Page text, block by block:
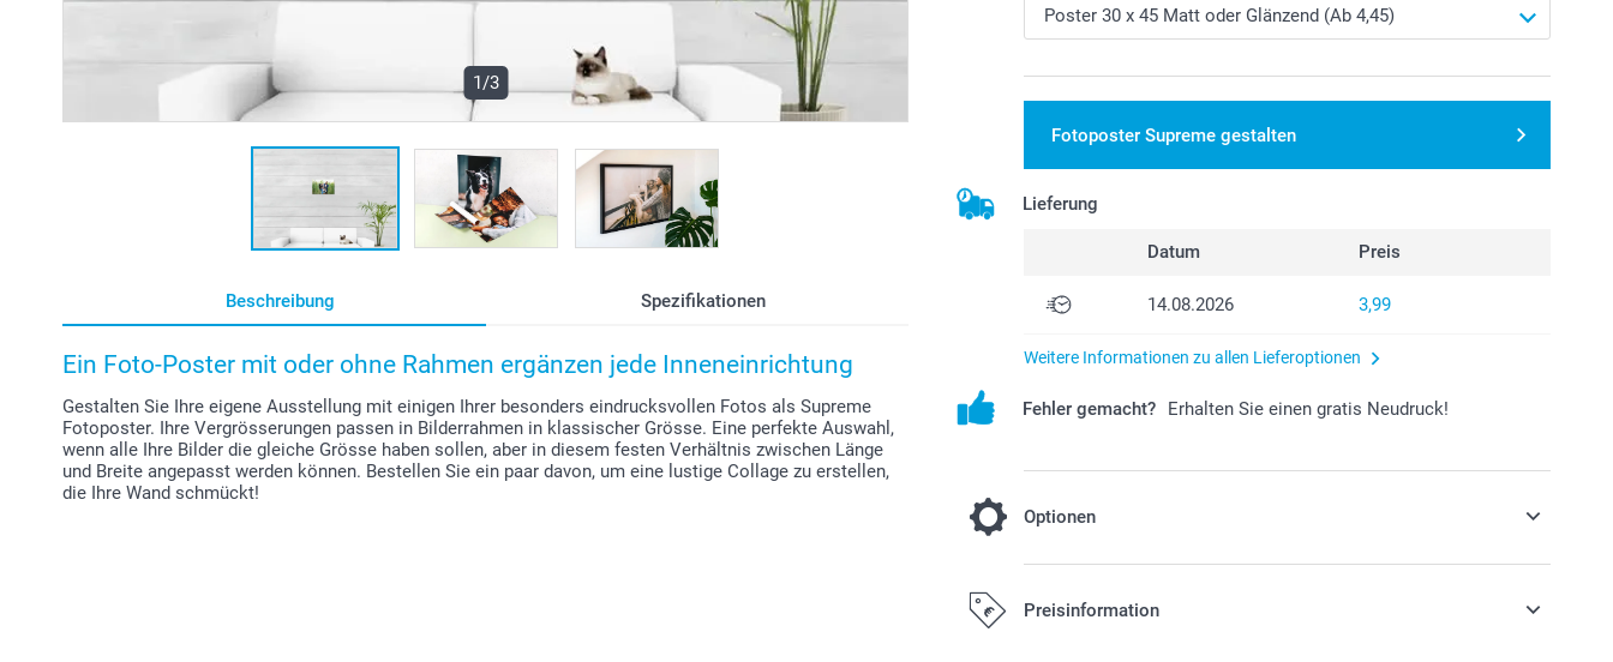
1/3
Beschreibung Spezifikationen
Ein Foto-Poster mit oder ohne Rahmen ergänzen jede Inneneinrichtung
Gestalten Sie Ihre eigene Ausstellung mit einigen Ihrer besonders eindrucksvollen Fotos als Supreme
Fotoposter. Ihre Vergrösserungen passen in Bilderrahmen in klassischer Grösse. Eine perfekte Auswahl,
wenn alle Ihre Bilder die gleiche Grösse haben sollen, aber in diesem festen Verhältnis zwischen Länge
und Breite angepasst werden können. Bestellen Sie ein paar davon, um eine lustige Collage zu erstellen,
die Ihre Wand schmückt!
Fotoposter Supreme gestalten
Lieferung
Datum Preis
14.08.2026 3,99
Weitere Informationen zu allen Lieferoptionen
Fehler gemacht? Erhalten Sie einen gratis Neudruck!
Optionen
Farbeffekt
Preisinformation